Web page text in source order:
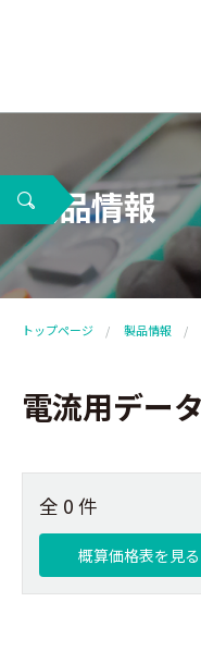
製品情報
トップページ 製品情報
電流用デー
全 0 件
概算価格表を見る